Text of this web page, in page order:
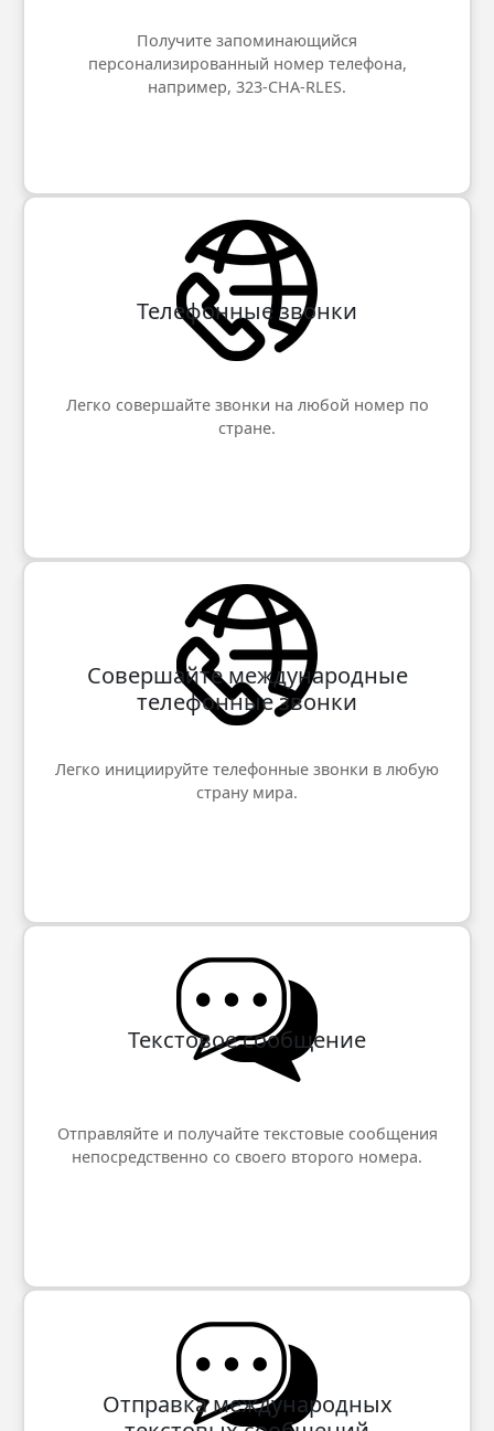
Получите запоминающийся
персонализированный номер телефона,
например, 323-CHA-RLES.
Телефонные звонки
Легко совершайте звонки на любой номер по
стране.
Совершайте международные
телефонные звонки
Легко инициируйте телефонные звонки в любую
страну мира.
Текстовое сообщение
Отправляйте и получайте текстовые сообщения
непосредственно со своего второго номера.
Отправка международных